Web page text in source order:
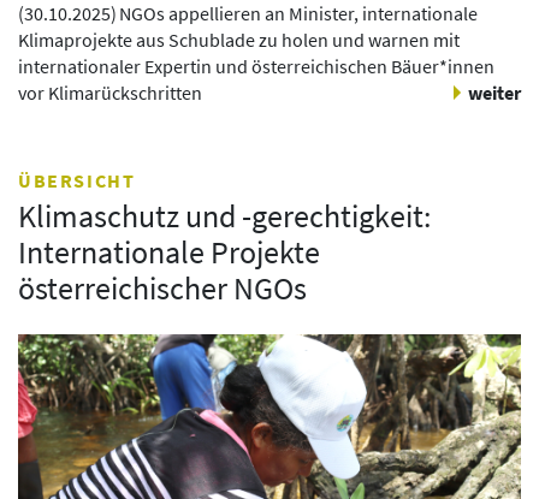
(30.10.2025) NGOs appellieren an Minister, internationale
Klimaprojekte aus Schublade zu holen und warnen mit
internationaler Expertin und österreichischen Bäuer*innen
vor Klimarückschritten
weiter
ÜBERSICHT
Klimaschutz und -gerechtigkeit:
Internationale Projekte
österreichischer NGOs